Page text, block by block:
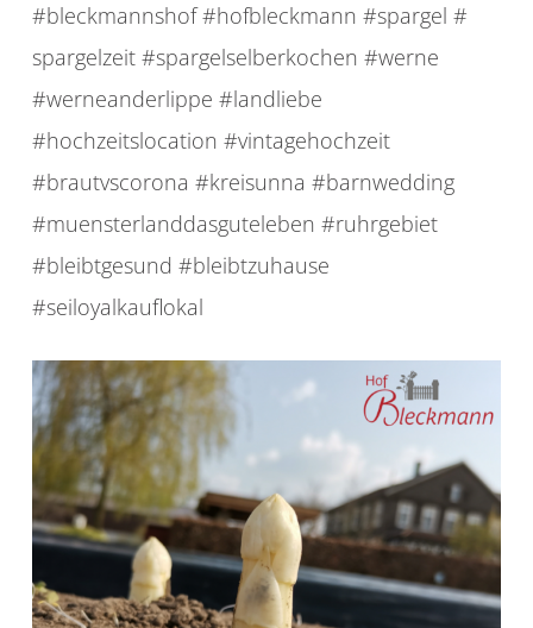
#bleckmannshof #hofbleckmann #spargel #
spargelzeit #spargelselberkochen #werne
#werneanderlippe #landliebe
#hochzeitslocation #vintagehochzeit
#brautvscorona #kreisunna #barnwedding
#muensterlanddasguteleben #ruhrgebiet
#bleibtgesund #bleibtzuhause
#seiloyalkauflokal